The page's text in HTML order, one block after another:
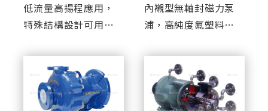
低流量高揚程應用，
特殊結構設計可用於
內襯型無軸封磁力泵
浦，高純度氟塑料材
學腐蝕性。